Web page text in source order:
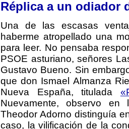
Réplica a un odiador
Una de las escasas
haberme atropellado una
para leer. No pensaba
PSOE asturiano, señores
Gustavo Bueno. Sin
que don Ismael Almanza
Nueva España, titulada
Nuevamente, observo
Theodor Adorno distinguía
caso, la vilificación de la